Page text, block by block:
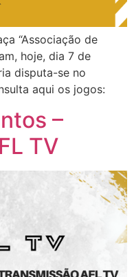
“Associação de
hoje, dia 7 de
disputa-se no
aqui os jogos:
–
TV